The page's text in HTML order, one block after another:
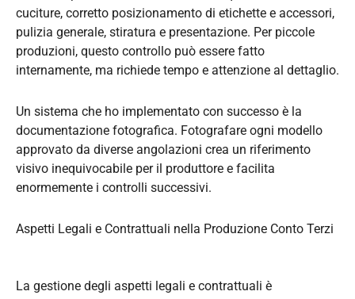
cuciture, corretto posizionamento di etichette e accessori,
pulizia generale, stiratura e presentazione. Per piccole
produzioni, questo controllo può essere fatto
internamente, ma richiede tempo e attenzione al dettaglio.
Un sistema che ho implementato con successo è la
documentazione fotografica. Fotografare ogni modello
approvato da diverse angolazioni crea un riferimento
visivo inequivocabile per il produttore e facilita
enormemente i controlli successivi.
Aspetti Legali e Contrattuali nella Produzione Conto Terzi
La gestione degli aspetti legali e contrattuali è